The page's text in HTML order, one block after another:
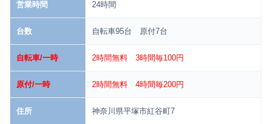
営業時間 24時間
台数 自転車95台 原付7台
自転車/一時 2時間無料 3時間毎100円
原付/一時 2時間無料 4時間毎200円
住所 神奈川県平塚市紅谷町7